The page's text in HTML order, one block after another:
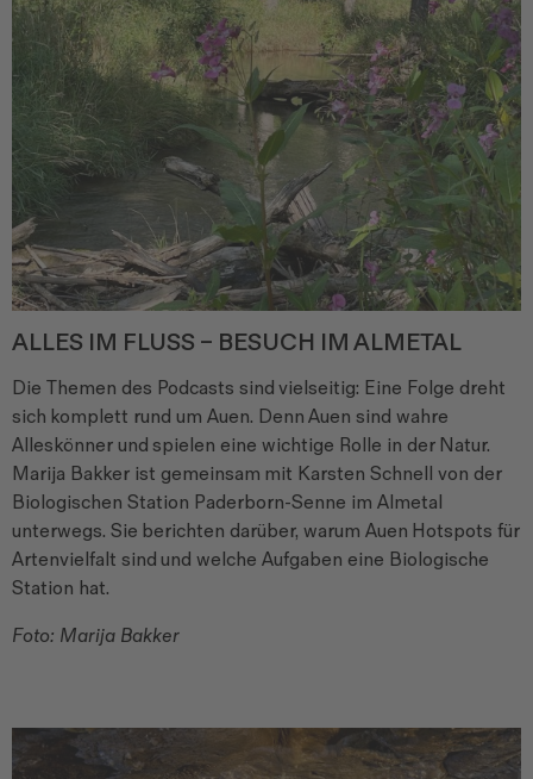
ALLES IM FLUSS – BESUCH IM ALMETAL
Die Themen des Podcasts sind vielseitig: Eine Folge dreht
sich komplett rund um Auen. Denn Auen sind wahre
Alleskönner und spielen eine wichtige Rolle in der Natur.
Marija Bakker ist gemeinsam mit Karsten Schnell von der
Biologischen Station Paderborn-Senne im Almetal
unterwegs. Sie berichten darüber, warum Auen Hotspots für
Artenvielfalt sind und welche Aufgaben eine Biologische
Station hat.
Foto: Marija Bakker